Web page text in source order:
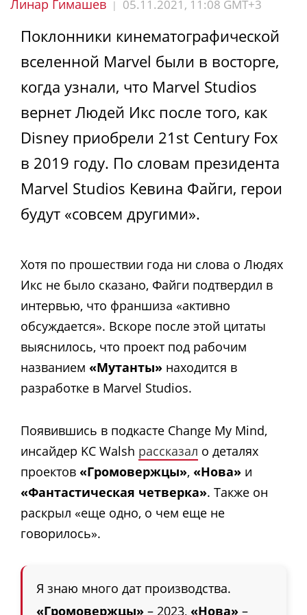
Линар Гимашев | 05.11.2021, 11:08 GMT+3
Поклонники кинематографической
вселенной Marvel были в восторге,
когда узнали, что Marvel Studios
вернет Людей Икс после того, как
Disney приобрели 21st Century Fox
в 2019 году. По словам президента
Marvel Studios Кевина Файги, герои
будут «совсем другими».
Хотя по прошествии года ни слова о Людях
Икс не было сказано, Файги подтвердил в
интервью, что франшиза «активно
обсуждается». Вскоре после этой цитаты
выяснилось, что проект под рабочим
названием «Мутанты» находится в
разработке в Marvel Studios.
Появившись в подкасте Change My Mind,
инсайдер KC Walsh рассказал о деталях
проектов «Громовержцы», «Нова» и
«Фантастическая четверка». Также он
раскрыл «еще одно, о чем еще не
говорилось».
Я знаю много дат производства.
«Громовержцы» – 2023, «Нова» –